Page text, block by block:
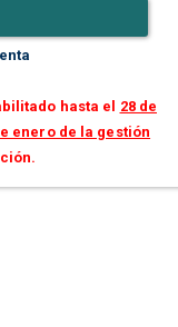
hasta el 28 de
enero de la gestión